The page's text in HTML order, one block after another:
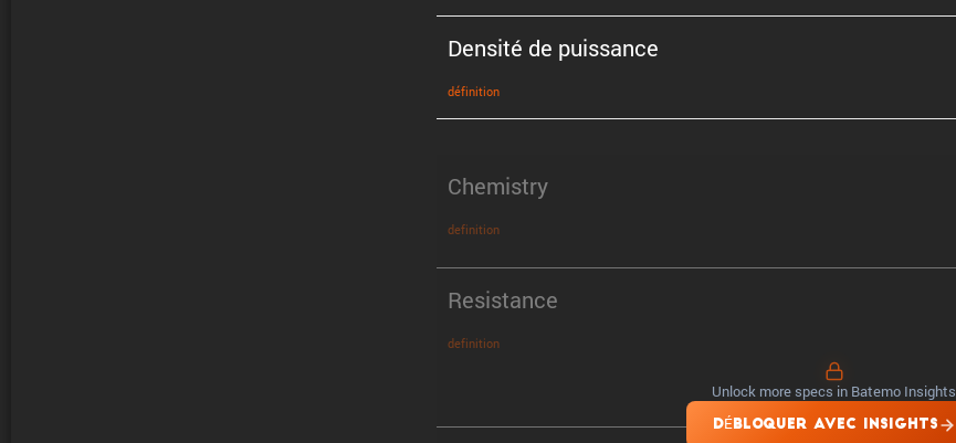
Densité de puissance
défini­tion
Chemistry
definition
Resistance
definition
Unlock more specs in Batemo Insights
DÉBLOQUER AVEC INSIGHTS